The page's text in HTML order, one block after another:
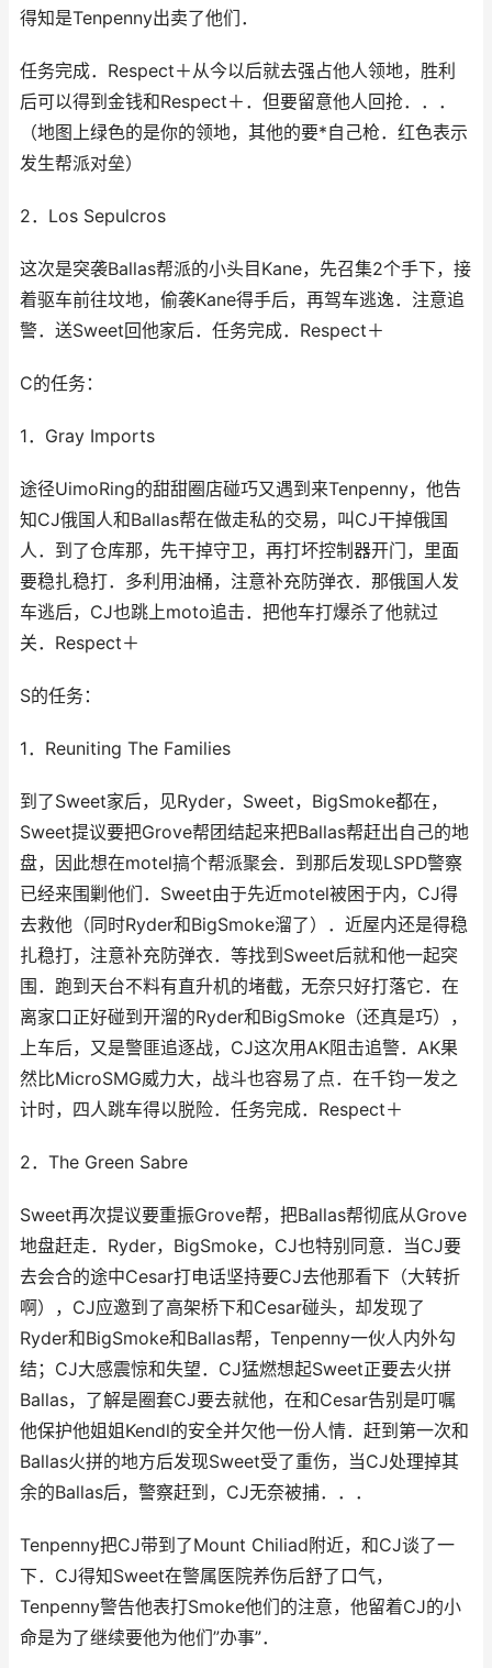
得知是Tenpenny出卖了他们．
任务完成．Respect＋从今以后就去强占他人领地，胜利
后可以得到金钱和Respect＋．但要留意他人回抢．．．
（地图上绿色的是你的领地，其他的要*自己枪．红色表示
发生帮派对垒）
2．Los Sepulcros
这次是突袭Ballas帮派的小头目Kane，先召集2个手下，接
着驱车前往坟地，偷袭Kane得手后，再驾车逃逸．注意追
警．送Sweet回他家后．任务完成．Respect＋
C的任务：
1．Gray Imports
途径UimoRing的甜甜圈店碰巧又遇到来Tenpenny，他告
知CJ俄国人和Ballas帮在做走私的交易，叫CJ干掉俄国
人．到了仓库那，先干掉守卫，再打坏控制器开门，里面
要稳扎稳打．多利用油桶，注意补充防弹衣．那俄国人发
车逃后，CJ也跳上moto追击．把他车打爆杀了他就过
关．Respect＋
S的任务：
1．Reuniting The Families
到了Sweet家后，见Ryder，Sweet，BigSmoke都在，
Sweet提议要把Grove帮团结起来把Ballas帮赶出自己的地
盘，因此想在motel搞个帮派聚会．到那后发现LSPD警察
已经来围剿他们．Sweet由于先近motel被困于内，CJ得
去救他（同时Ryder和BigSmoke溜了）．近屋内还是得稳
扎稳打，注意补充防弹衣．等找到Sweet后就和他一起突
围．跑到天台不料有直升机的堵截，无奈只好打落它．在
离家口正好碰到开溜的Ryder和BigSmoke（还真是巧），
上车后，又是警匪追逐战，CJ这次用AK阻击追警．AK果
然比MicroSMG威力大，战斗也容易了点．在千钧一发之
计时，四人跳车得以脱险．任务完成．Respect＋
2．The Green Sabre
Sweet再次提议要重振Grove帮，把Ballas帮彻底从Grove
地盘赶走．Ryder，BigSmoke，CJ也特别同意．当CJ要
去会合的途中Cesar打电话坚持要CJ去他那看下（大转折
啊），CJ应邀到了高架桥下和Cesar碰头，却发现了
Ryder和BigSmoke和Ballas帮，Tenpenny一伙人内外勾
结；CJ大感震惊和失望．CJ猛燃想起Sweet正要去火拼
Ballas，了解是圈套CJ要去就他，在和Cesar告别是叮嘱
他保护他姐姐Kendl的安全并欠他一份人情．赶到第一次和
Ballas火拼的地方后发现Sweet受了重伤，当CJ处理掉其
余的Ballas后，警察赶到，CJ无奈被捕．．．
Tenpenny把CJ带到了Mount Chiliad附近，和CJ谈了一
下．CJ得知Sweet在警属医院养伤后舒了口气，
Tenpenny警告他表打Smoke他们的注意，他留着CJ的小
命是为了继续要他为他们”办事”．